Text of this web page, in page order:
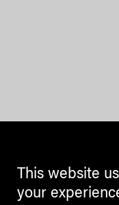
This website
your